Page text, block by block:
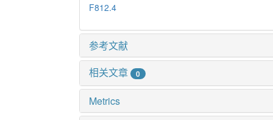
F812.4
参考文献
相关文章
0
Metrics